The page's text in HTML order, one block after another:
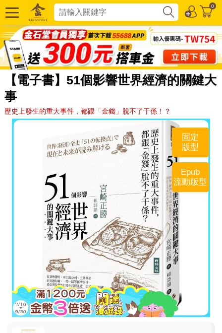
0
【電子書】51個影響世界經濟的關鍵大
事
歷史上發生的重大事件，都跟「金錢」脫不了干係！？
固定
版型
Epub
流動版型